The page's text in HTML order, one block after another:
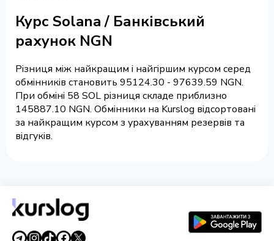
Курс Solana / Банківський
рахунок NGN
Різниця між найкращим і найгіршим курсом серед
обмінників становить 95124.30 - 97639.59 NGN.
При обміні 58 SOL різниця складе приблизно
145887.10 NGN. Обмінники на Kurslog відсортовані
за найкращим курсом з урахуванням резервів та
відгуків.